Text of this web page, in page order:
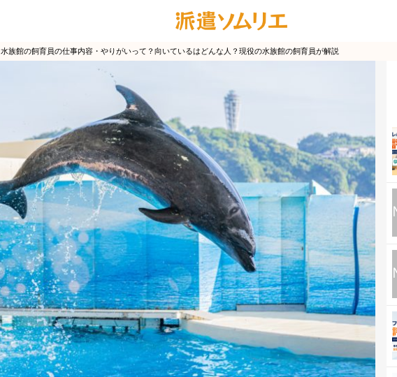
水族館の飼育員の仕事内容・やりがいって？向いているはどんな人？現役の水族館の飼育員が解説